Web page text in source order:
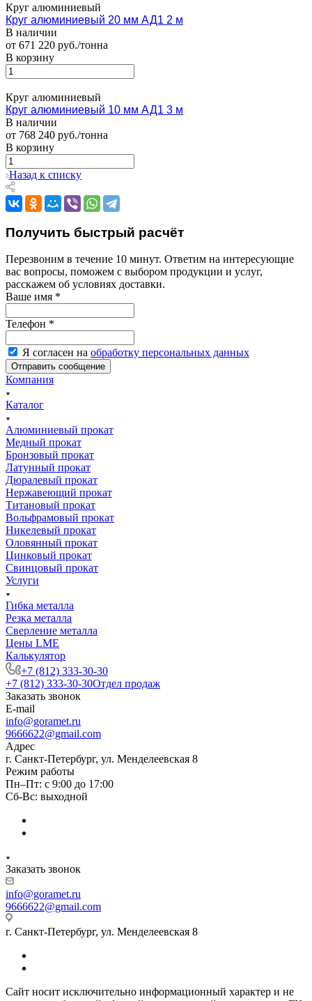
Круг алюминиевый
Круг алюминиевый 20 мм АД1 2 м
В наличии
от 671 220 руб./тонна
В корзину
Круг алюминиевый
Круг алюминиевый 10 мм АД1 3 м
В наличии
от 768 240 руб./тонна
В корзину
Назад к списку
Получить быстрый расчёт
Перезвоним в течение 10 минут. Ответим на интересующие
вас вопросы, поможем с выбором продукции и услуг,
расскажем об условиях доставки.
Ваше имя *
Телефон *
Я согласен на обработку персональных данных
Компания
Каталог
Алюминиевый прокат
Медный прокат
Бронзовый прокат
Латунный прокат
Дюралевый прокат
Нержавеющий прокат
Титановый прокат
Вольфрамовый прокат
Никелевый прокат
Оловянный прокат
Цинковый прокат
Свинцовый прокат
Услуги
Гибка металла
Резка металла
Сверление металла
Цены LME
Калькулятор
+7 (812) 333-30-30
+7 (812) 333-30-30Отдел продаж
Заказать звонок
E-mail
info@goramet.ru
9666622@gmail.com
Адрес
г. Санкт-Петербург, ул. Менделеевская 8
Режим работы
Пн–Пт: с 9:00 до 17:00
Сб-Вс: выходной
Заказать звонок
info@goramet.ru
9666622@gmail.com
г. Санкт-Петербург, ул. Менделеевская 8
Сайт носит исключительно информационный характер и не